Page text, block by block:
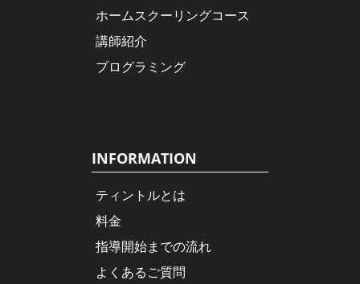
ホームスクーリングコース
講師紹介
プログラミング
INFORMATION
ティントルとは
料金
指導開始までの流れ
よくあるご質問